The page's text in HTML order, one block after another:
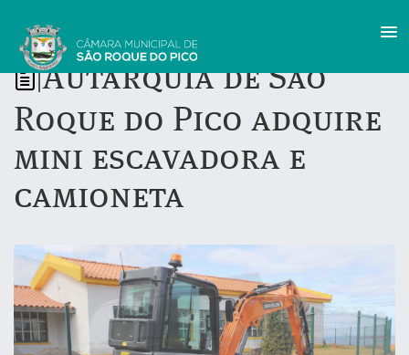
Autarquia de São
Roque do Pico adquire
mini escavadora e
camioneta